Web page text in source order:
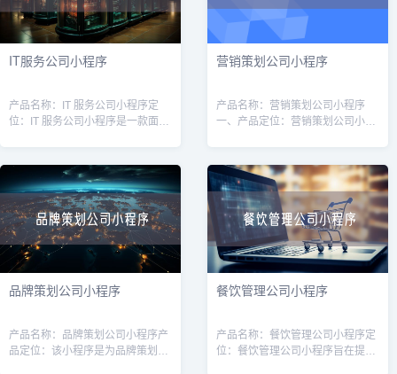
IT服务公司小程序
产品名称：IT 服务公司小程序定
位：IT 服务公司小程序是一款面向
案。通过该小程序，用户可以方便
快
营销策划公司小程序
产品名称：营销策划公司小程序
一、产品定位：营销策划公司小程
升业务效率和服务质量。通过该小
程序，用户可
品牌策划公司小程序
产品名称：品牌策划公司小程序产
品定位：该小程序是为品牌策划公
餐饮管理公司小程序
产品名称：餐饮管理公司小程序定
位：餐饮管理公司小程序旨在提供